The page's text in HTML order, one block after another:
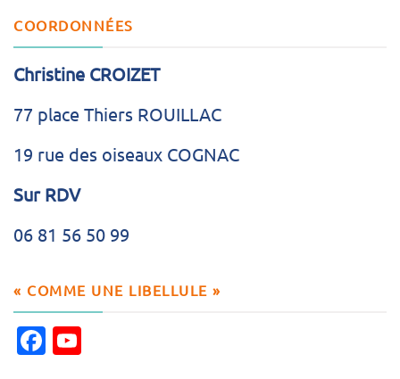
COORDONNÉES
Christine CROIZET
77 place Thiers ROUILLAC
19 rue des oiseaux COGNAC
Sur RDV
06 81 56 50 99
« COMME UNE LIBELLULE »
Facebook